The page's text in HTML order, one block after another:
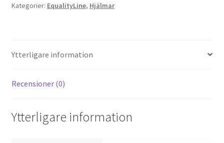
Kategorier: EqualityLine, Hjälmar
Ytterligare information
Recensioner (0)
Ytterligare information